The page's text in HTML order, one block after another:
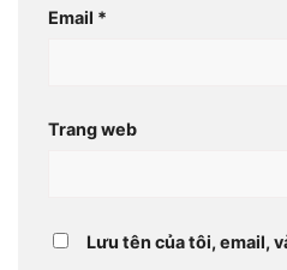
Email *
Trang web
Lưu tên của tôi, email,